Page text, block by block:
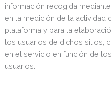
información recogida
en la medición de la actividad
plataforma y para la
los usuarios de dichos sitios,
en el servicio en función de
usuarios.